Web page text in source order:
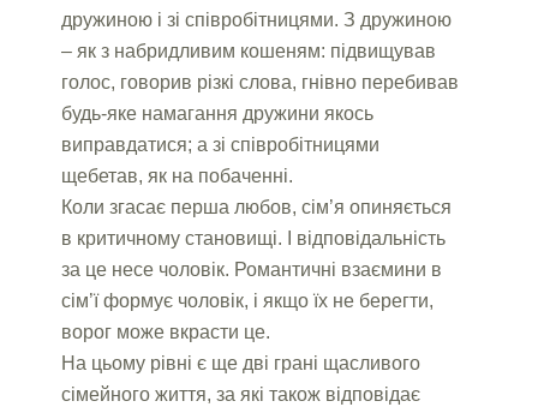
дружиною і зі співробітницями. З дружиною
– як з набридливим кошеням: підвищував
голос, говорив різкі слова, гнівно перебивав
будь-яке намагання дружини якось
виправдатися; а зі співробітницями
щебетав, як на побаченні.
Коли згасає перша любов, сім’я опиняється
в критичному становищі. І відповідальність
за це несе чоловік. Романтичні взаємини в
сім’ї формує чоловік, і якщо їх не берегти,
ворог може вкрасти це.
На цьому рівні є ще дві грані щасливого
сімейного життя, за які також відповідає